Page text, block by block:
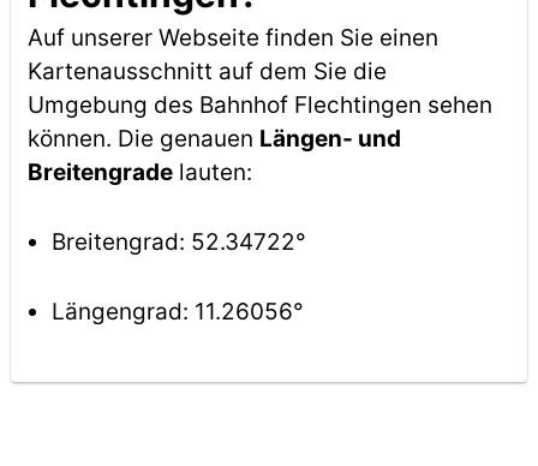
Auf unserer Webseite finden Sie einen
Kartenausschnitt auf dem Sie die
Umgebung des Bahnhof Flechtingen sehen
können. Die genauen Längen- und
Breitengradelauten:
Breitengrad: 52.34722°
Längengrad: 11.26056°